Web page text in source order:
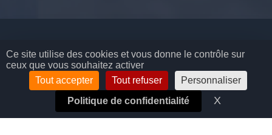
© COPYRIGHT BIOSYNEX SA - 2026
TOUS DROITS RÉSERVÉS
MENTIONS LÉGALES
POLITIQUE DE CONFIDENTIALITÉ
CGV
GESTION DES COOKIES
Ce site utilise des cookies et vous donne le contrôle sur
ceux que vous souhaitez activer
Tout accepter
Tout refuser
Personnaliser
Politique de confidentialité
X